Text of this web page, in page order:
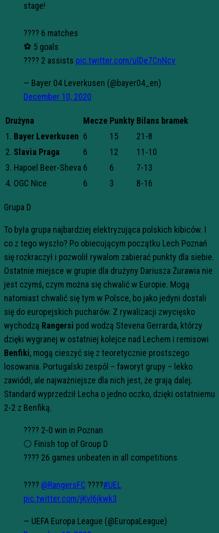
stage!
???? 6 matches
⚽️ 5 goals
????️ 2 assists pic.twitter.com/ulDe7CnNcv
— Bayer 04 Leverkusen (@bayer04_en)
December 10, 2020
Drużyna Mecze Punkty Bilans bramek
1. Bayer Leverkusen 6 15
21-8
2. Slavia Praga 6 12
11-10
3. Hapoel Beer-Sheva 6 6
7-13
4. OGC Nice
6 3 8-16
Grupa D
To była grupa najbardziej elektryzująca polskich kibiców. I
co z tego wyszło? Po obiecującym początku Lech Poznań
się rozkraczył i pozwolił rywalom zabierać punkty dla siebie.
Ostatnie miejsce w grupie dla drużyny Dariusza Żurawia nie
jest czymś, czym można się chwalić w Europie. Mogą
natomiast chwalić się tym w Polsce, bo jako jedyni dostali
się do europejskich pucharów. Z rywalizacji zwycięsko
wychodzą Rangersi pod wodzą Stevena Gerrarda, którzy
dzięki wygranej w ostatniej kolejce nad Lechem i remisowi
Benfiki, mogą cieszyć się z teoretycznie prostszego
losowania. Portugalski zespól – faworyt grupy – lekko
zawiódł, ale najważniejsze dla nich jest, że grają dalej.
Standard wyprzedził Lecha o jedno oczko, dzięki ostatniemu
2-2 z Benfiką.
???? 2-0 win in Poznan
⚪️ Finish top of Group D
???? 26 games unbeaten in all competitions
???? @RangersFC ????#UEL
pic.twitter.com/jKvl6jkwk3
— UEFA Europa League (@EuropaLeague)